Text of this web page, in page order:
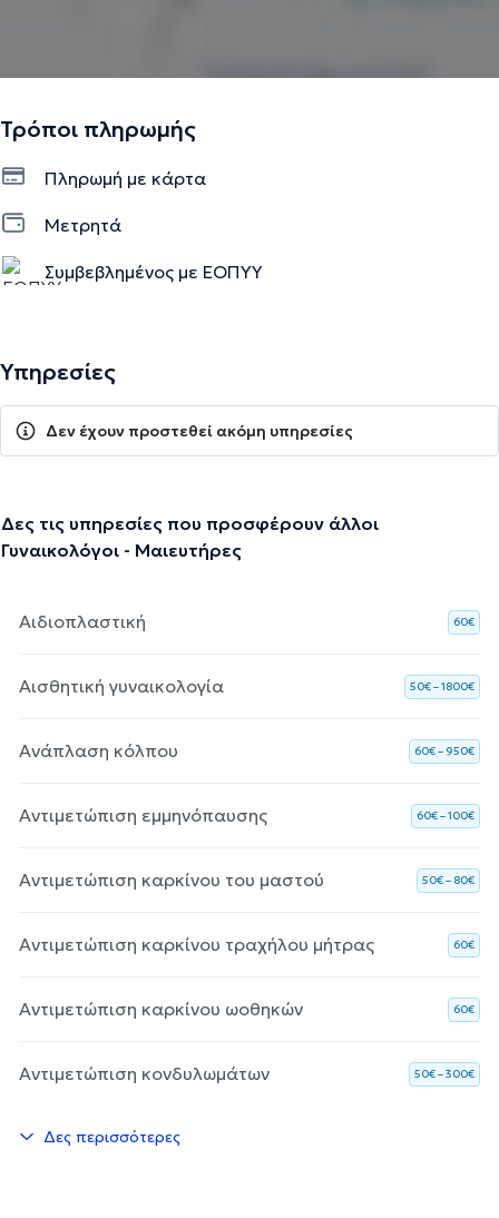
Τρόποι πληρωμής
Πληρωμή με κάρτα
Μετρητά
Συμβεβλημένος με ΕΟΠΥΥ
Υπηρεσίες
Δεν έχουν προστεθεί ακόμη υπηρεσίες
Δες τις υπηρεσίες που προσφέρουν άλλοι
Γυναικολόγοι - Μαιευτήρες
Αιδιοπλαστική 60€
Αισθητική γυναικολογία 50€ – 1800€
Ανάπλαση κόλπου 60€ – 950€
Αντιμετώπιση εμμηνόπαυσης 60€ – 100€
Αντιμετώπιση καρκίνου του μαστού 50€ – 80€
Αντιμετώπιση καρκίνου τραχήλου μήτρας 60€
Αντιμετώπιση καρκίνου ωοθηκών 60€
Αντιμετώπιση κονδυλωμάτων 50€ – 300€
Δες περισσότερες